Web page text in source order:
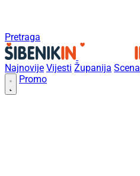
Pretraga
Najnovije Vijesti Županija Scena
Promo